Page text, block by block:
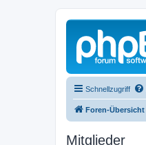
Schnellzugriff
Foren-Übersicht
Mitglieder